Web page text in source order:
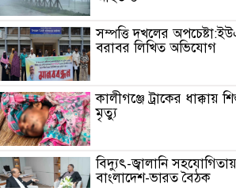
সম্পত্তি দখলের
বরাবর লিখিত অভিযোগ
কালীগঞ্জে ট্রাকের ধাক্কায়
মৃত্যু
বিদ্যুৎ-জ্বালানি সহযোগিতায়
বাংলাদেশ-ভারত বৈঠক